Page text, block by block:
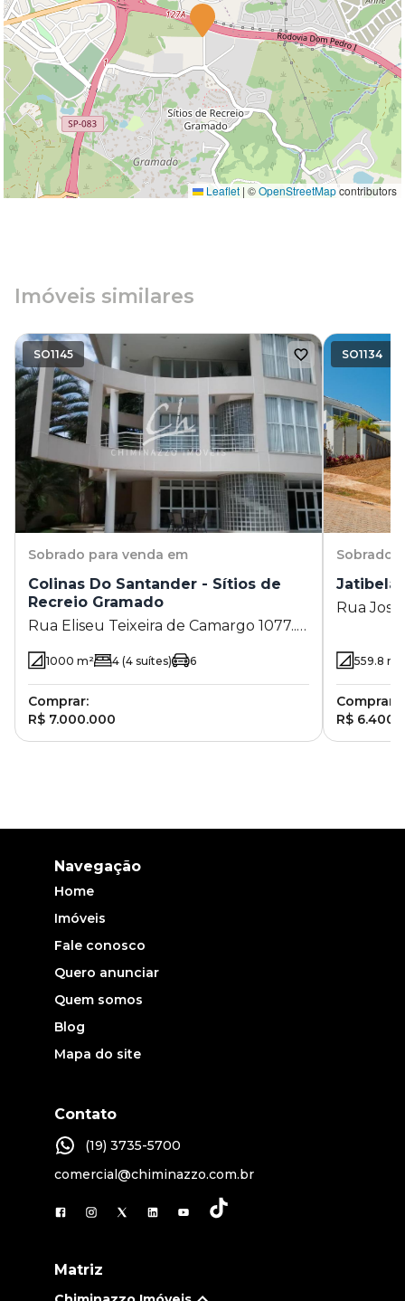
Leaflet | ©OpenStreetMapcontributors
Imóveis similares
SO1145
Sobrado para venda em
Colinas Do Santander - Sítios de
Recreio Gramado
Rua Eliseu Teixeira de Camargo 1077.. -
Sítios de Recreio Gramado - Campinas -
SP1000 m² 4 (4 suítes) 6
Comprar:
R$ 7.000.000
SO1134
Sobrado
Jatibela
Rua
559.8 m²
Comprar:
R$
Navegação
Home
Imóveis
Fale conosco
Quero anunciar
Quem somos
Blog
Mapa do site
Contato
(19) 3735-5700
comercial@chiminazzo.com.br
Matriz